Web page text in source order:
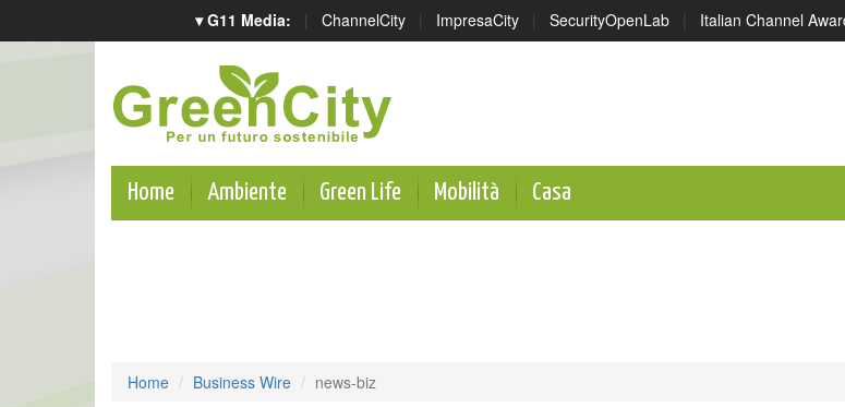
▾ G11 Media: | ChannelCity | ImpresaCity | SecurityOpenLab | Italian Channel
Home Ambiente Green Life Mobilità Casa
Home Business Wire news-biz